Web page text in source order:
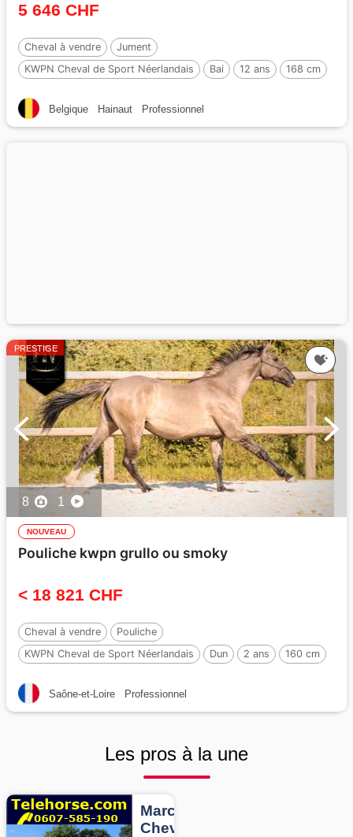
5 646 CHF
Cheval à vendre
Jument
KWPN Cheval de Sport Néerlandais
Bai 12 ans 168 cm
Belgique Hainaut Professionnel
PRESTIGE
8 1
NOUVEAU
Pouliche kwpn grullo ou smoky
< 18 821 CHF
Cheval à vendre
Pouliche
KWPN Cheval de Sport Néerlandais
Dun 2 ans
160 cm
Saône-et-Loire
Professionnel
Les pros à la une
Marcheurs
Chevaux